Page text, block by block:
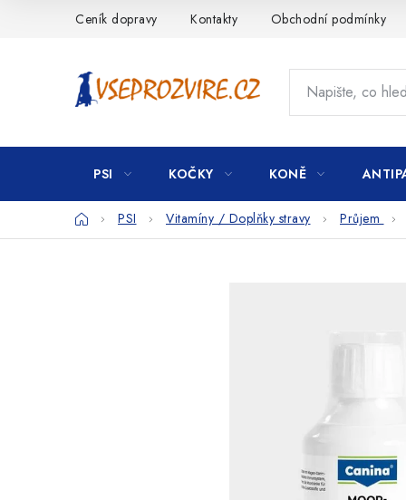
Ceník dopravy Kontakty Obchodní podmínky
PSI KOČKY KONĚ
DomůPSI Vitamíny / Doplňky stravy Průjem